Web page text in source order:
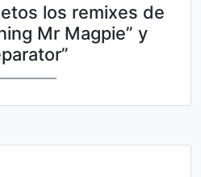
los remixes de
Mr Magpie” y